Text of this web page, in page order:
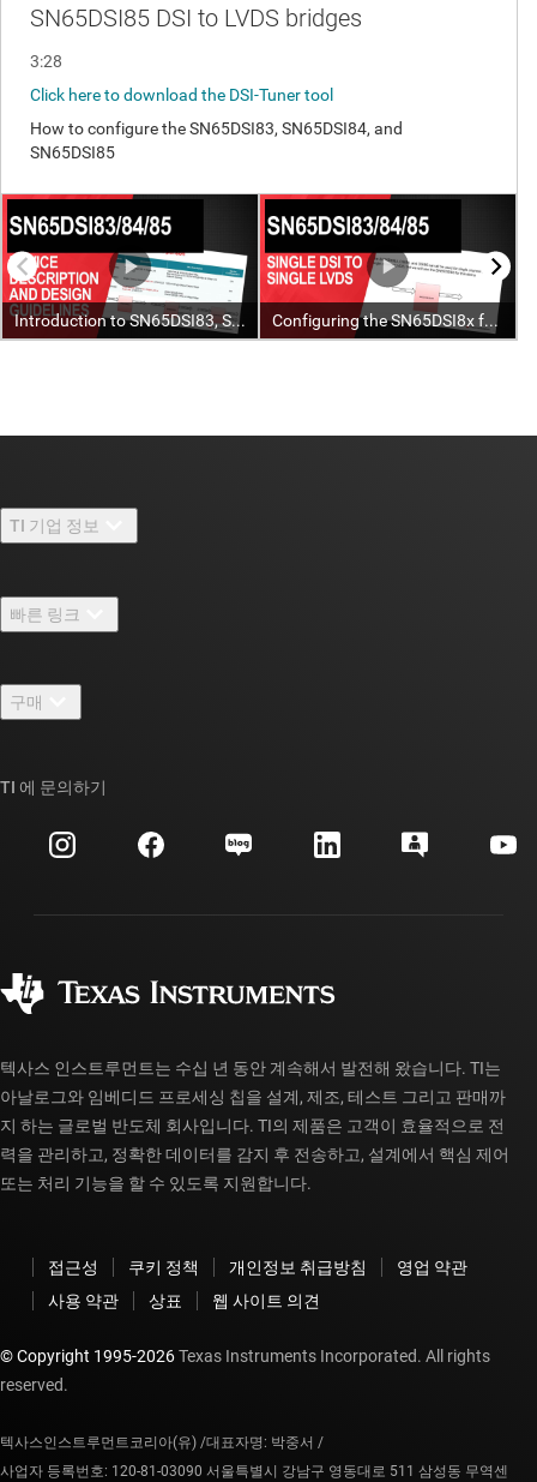
TI 기업 정보
채용
뉴스룸
이벤트
투자 관계
빠른 링크
TI E2E™ 설계 지원 포럼
대체품 검색
고객 지원 센터
myTI 계정 FAQ
구매
주문 FAQ
TI 에 문의하기
텍사스 인스트루먼트는 수십 년 동안 계속해서 발전해 왔습니다. TI는
아날로그와 임베디드 프로세싱 칩을 설계, 제조, 테스트 그리고 판매까
지 하는 글로벌 반도체 회사입니다. TI의 제품은 고객이 효율적으로 전
력을 관리하고, 정확한 데이터를 감지 후 전송하고, 설계에서 핵심 제어
또는 처리 기능을 할 수 있도록 지원합니다.
접근성 쿠키 정책 개인정보 취급방침
영업 약관
사용 약관
상표 웹 사이트 의견
© Copyright 1995-2026Texas Instruments Incorporated. All rights
reserved.
텍사스인스트루먼트코리아(유) /대표자명: 박중서 /
사업자 등록번호: 120-81-03090 서울특별시 강남구 영동대로 511 삼성동 무역센